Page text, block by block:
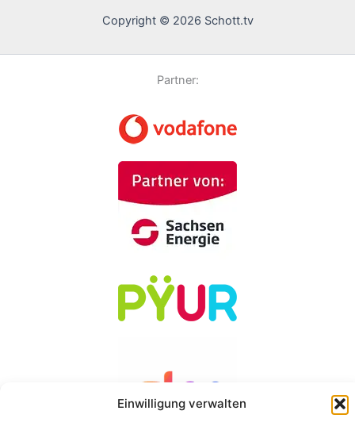
Einwilligung verwalten
Copyright © 2026 Schott.tv
Partner: